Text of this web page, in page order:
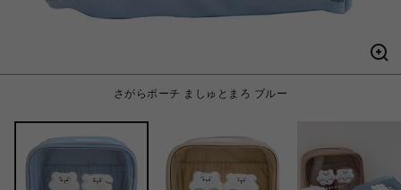
さがらポーチ ましゅとまろ ブルー